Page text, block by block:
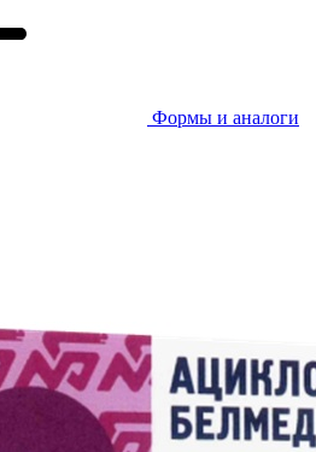
Формы и аналоги